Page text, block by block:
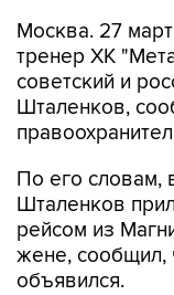
Москва. 27
тренер ХК
советский и
Шталенков,
По его словам,
Шталенков
рейсом из
жене, сообщил,
объявился.